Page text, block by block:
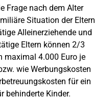
Frage nach dem Alter
Situation der Eltern
Alleinerziehende und
Eltern können 2/3
maximal 4.000 Euro je
wie Werbungskosten
für ein
behinderte Kinder.